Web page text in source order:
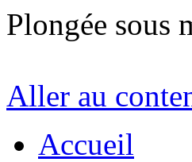
Plongée sous
Aller au
Accueil